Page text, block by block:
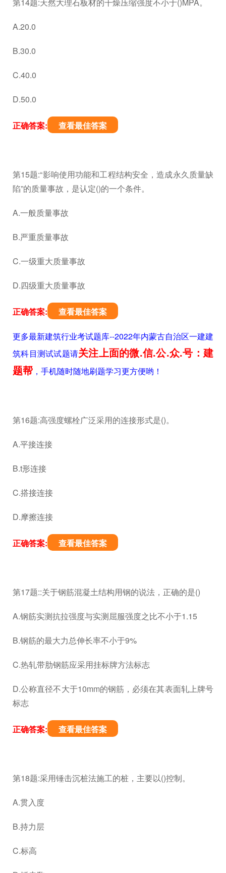
A.20.0
B.30.0
C.40.0
D.50.0
正确答案: 查看最佳答案
第15题:“影响使用功能和工程结构安全，造成永久质量缺
陷”的质量事故，是认定()的一个条件。
A.一般质量事故
B.严重质量事故
C.一级重大质量事故
D.四级重大质量事故
正确答案: 查看最佳答案
更多最新建筑行业考试题库--2022年内蒙古自治区一建建
筑科目测试试题请关注上面的微.信.公.众.号：建
题帮 ，手机随时随地刷题学习更方便哟！
第16题:高强度螺栓广泛采用的连接形式是()。
A.平接连接
B.t形连接
C.搭接连接
D.摩擦连接
正确答案: 查看最佳答案
第17题::关于钢筋混凝土结构用钢的说法，正确的是()
A.钢筋实测抗拉强度与实测屈服强度之比不小于1.15
B.钢筋的最大力总伸长率不小于9%
C.热轧带肋钢筋应采用挂标牌方法标志
D.公称直径不大于10mm的钢筋，必须在其表面轧上牌号
标志
正确答案: 查看最佳答案
第18题:采用锤击沉桩法施工的桩，主要以()控制。
A.贯入度
B.持力层
C.标高